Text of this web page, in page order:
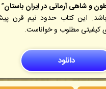
و شاهی آرمانی در ایران باستان
. این کتاب حدود‍ نیم قرن
کیفیتی مطلوب و خواناست.
دانلود